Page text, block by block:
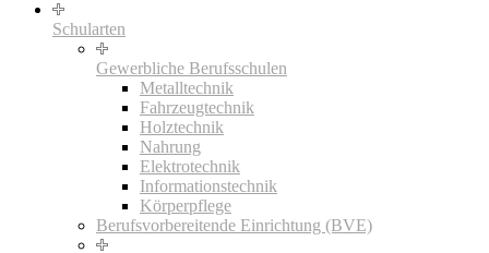
Schularten
Gewerbliche Berufsschulen
Metalltechnik
Fahrzeugtechnik
Holztechnik
Nahrung
Elektrotechnik
Informationstechnik
Körperpflege
Berufsvorbereitende Einrichtung (BVE)